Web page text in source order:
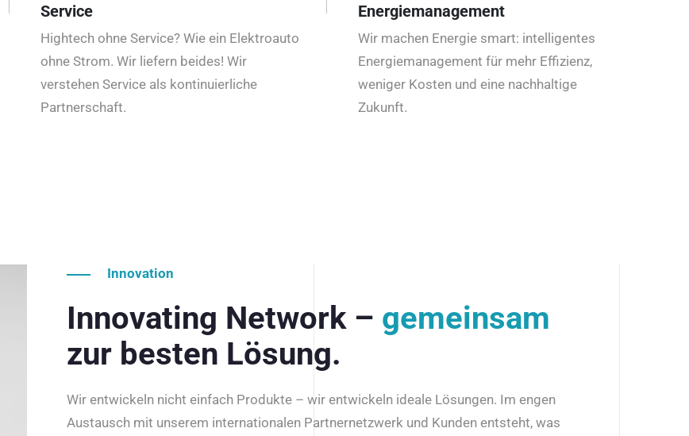
Service
Hightech ohne Service? Wie ein Elektroauto
ohne Strom. Wir liefern beides! Wir
verstehen Service als kontinuierliche
Partnerschaft.
Energiemanagement
Wir machen Energie smart: intelligentes
Energiemanagement für mehr Effizienz,
weniger Kosten und eine nachhaltige
Zukunft.
Innovation
Innovating Network – gemeinsam
zur besten Lösung.
Wir entwickeln nicht einfach Produkte – wir entwickeln ideale Lösungen. Im engen
Austausch mit unserem internationalen Partnernetzwerk und Kunden entsteht, was